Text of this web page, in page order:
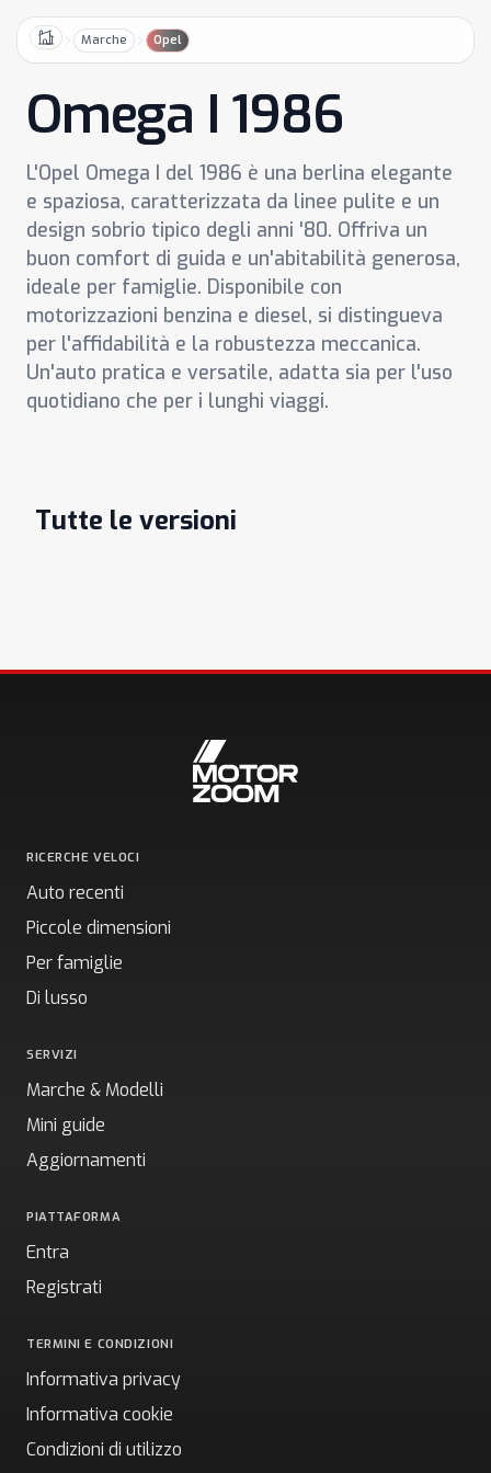
HomeMarche Opel
Omega I 1986
L'Opel Omega I del 1986 è una berlina elegante
e spaziosa, caratterizzata da linee pulite e un
design sobrio tipico degli anni '80. Offriva un
buon comfort di guida e un'abitabilità generosa,
ideale per famiglie. Disponibile con
motorizzazioni benzina e diesel, si distingueva
per l'affidabilità e la robustezza meccanica.
Un'auto pratica e versatile, adatta sia per l'uso
quotidiano che per i lunghi viaggi.
Tutte le versioni
RICERCHE VELOCI
Auto recenti
Piccole dimensioni
Per famiglie
Di lusso
SERVIZI
Marche & Modelli
Mini guide
Aggiornamenti
PIATTAFORMA
Entra
Registrati
TERMINI E CONDIZIONI
Informativa privacy
Informativa cookie
Condizioni di utilizzo